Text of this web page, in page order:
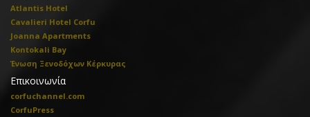
Atlantis Hotel
Cavalieri Hotel Corfu
Joanna Apartments
Kontokali Bay
Ένωση Ξενοδόχων Κέρκυρας
Επικοινωνία
corfuchannel.com
CorfuPress